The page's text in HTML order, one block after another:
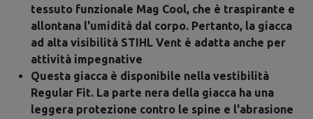
tessuto funzionale Mag Cool, che è traspirante e
allontana l'umidità dal corpo. Pertanto, la giacca
ad alta visibilità STIHL Vent è adatta anche per
attività impegnative
Questa giacca è disponibile nella vestibilità
Regular Fit. La parte nera della giacca ha una
leggera protezione contro le spine e l'abrasione